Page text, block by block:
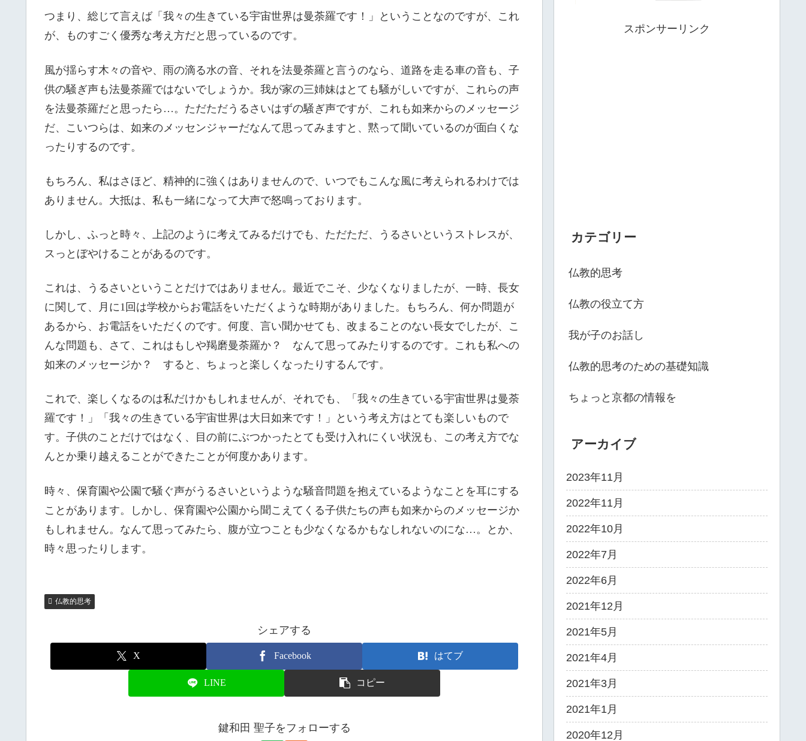
つまり、総じて言えば「我々の生きている宇宙世界は曼荼羅です！」ということなのですが、これ
が、ものすごく優秀な考え方だと思っているのです。
風が揺らす木々の音や、雨の滴る水の音、それを法曼荼羅と言うのなら、道路を走る車の音も、子
供の騒ぎ声も法曼荼羅ではないでしょうか。我が家の三姉妹はとても騒がしいですが、これらの声
を法曼荼羅だと思ったら…。ただただうるさいはずの騒ぎ声ですが、これも如来からのメッセージ
だ、こいつらは、如来のメッセンジャーだなんて思ってみますと、黙って聞いているのが面白くな
ったりするのです。
もちろん、私はさほど、精神的に強くはありませんので、いつでもこんな風に考えられるわけでは
ありません。大抵は、私も一緒になって大声で怒鳴っております。
しかし、ふっと時々、上記のように考えてみるだけでも、ただただ、うるさいというストレスが、
スっとぼやけることがあるのです。
これは、うるさいということだけではありません。最近でこそ、少なくなりましたが、一時、長女
に関して、月に1回は学校からお電話をいただくような時期がありました。もちろん、何か問題が
あるから、お電話をいただくのです。何度、言い聞かせても、改まることのない長女でしたが、こ
んな問題も、さて、これはもしや羯磨曼荼羅か？ なんて思ってみたりするのです。これも私への
如来のメッセージか？ すると、ちょっと楽しくなったりするんです。
これで、楽しくなるのは私だけかもしれませんが、それでも、「我々の生きている宇宙世界は曼荼
羅です！」「我々の生きている宇宙世界は大日如来です！」という考え方はとても楽しいもので
す。子供のことだけではなく、目の前にぶつかったとても受け入れにくい状況も、この考え方でな
んとか乗り越えることができたことが何度かあります。
時々、保育園や公園で騒ぐ声がうるさいというような騒音問題を抱えているようなことを耳にする
ことがあります。しかし、保育園や公園から聞こえてくる子供たちの声も如来からのメッセージか
もしれません。なんて思ってみたら、腹が立つことも少なくなるかもなしれないのにな…。とか、
時々思ったりします。
仏教的思考
シェアする
X Facebook はてブ
LINE コピー
鍵和田 聖子をフォローする
スポンサーリンク
カテゴリー
仏教的思考
仏教の役立て方
我が子のお話し
仏教的思考のための基礎知識
ちょっと京都の情報を
アーカイブ
2023年11月
2022年11月
2022年10月
2022年7月
2022年6月
2021年12月
2021年5月
2021年4月
2021年3月
2021年1月
2020年12月